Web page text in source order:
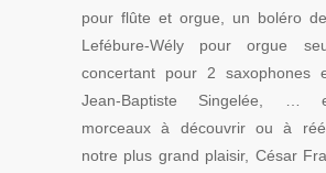
pour flûte et orgue, un boléro
Lefébure-Wély pour orgue
concertant pour 2 saxophones
Jean-Baptiste Singelée, …
morceaux à découvrir ou à
notre plus grand plaisir, César